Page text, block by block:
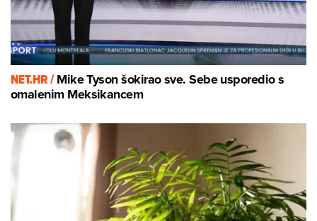
NET.HR /Mike Tyson šokirao sve. Sebe usporedio s
omalenim Meksikancem